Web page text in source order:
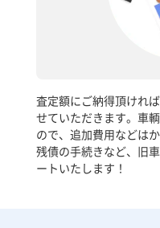
査定額にご納得頂けれ
せていただきます。車
ので、追加費用などは
残債の手続きなど、旧
ートいたします！